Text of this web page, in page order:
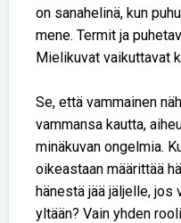
on sanahelinä, kun
mene. Termit ja
Mielikuvat vaikuttavat
Se, että vammainen
vammansa kautta,
minäkuvan ongelmia.
oikeastaan määrittää
hänestä jää jäljelle, jos
yltään? Vain yhden